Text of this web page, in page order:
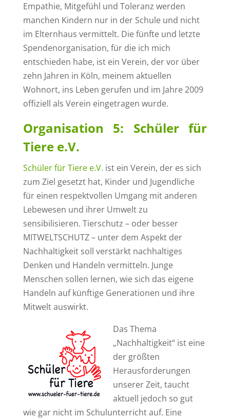
Empathie, Mitgefühl und Toleranz werden
manchen Kindern nur in der Schule und nicht
im Elternhaus vermittelt. Die fünfte und letzte
Spendenorganisation, für die ich mich
entschieden habe, ist ein Verein, der vor über
zehn Jahren in Köln, meinem aktuellen
Wohnort, ins Leben gerufen und im Jahre 2009
offiziell als Verein eingetragen wurde.
Organisation 5: Schüler für
Tiere e.V.
Schüler für Tiere e.V. ist ein Verein, der es sich
zum Ziel gesetzt hat, Kinder und Jugendliche
für einen respektvollen Umgang mit anderen
Lebewesen und ihrer Umwelt zu
sensibilisieren. Tierschutz – oder besser
MITWELTSCHUTZ – unter dem Aspekt der
Nachhaltigkeit soll verstärkt nachhaltiges
Denken und Handeln vermitteln. Junge
Menschen sollen lernen, wie sich das eigene
Handeln auf künftige Generationen und ihre
Mitwelt auswirkt.
Das Thema
„Nachhaltigkeit“ ist eine
der größten
Herausforderungen
unserer Zeit, taucht
aktuell jedoch so gut
wie gar nicht im Schulunterricht auf. Eine